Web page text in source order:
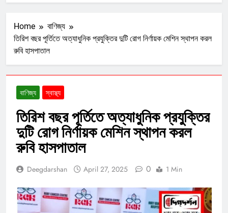
Home
বাণিজ্য
তিরিশ বছর পূর্তিতে অত্যাধুনিক প্রযুক্তির দুটি রোগ নির্ণায়ক মেশিন স্থাপন করল
রুবি হাসপাতাল
বাণিজ্য স্বাস্থ্য
তিরিশ বছর পূর্তিতে অত্যাধুনিক প্রযুক্তির
দুটি রোগ নির্ণায়ক মেশিন স্থাপন করল
রুবি হাসপাতাল
Deegdarshan April 27, 2025 0 1 Min